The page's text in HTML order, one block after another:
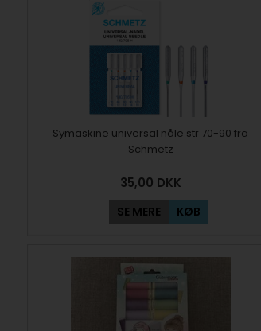
Symaskine universal nåle str 70-90 fra
Schmetz
35,00 DKK
SE MERE KØB